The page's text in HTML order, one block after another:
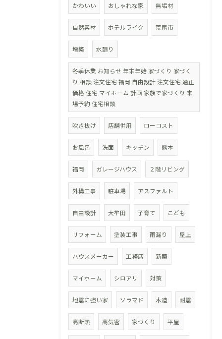
かわいい おしゃれな家 無垢材
自然素材 ホテルライク 荒尾市
増築 水廻り
冬季休業 お知らせ 年末年始 家づくり 家づく
り 相談 注文住宅 福岡 自由設計 注文住宅 適正
価格 住宅 マイホーム 計画 家族で家づくり 来
場予約 住宅相談
吹き抜け 店舗併用 ローコスト
お風呂 洗面 キッチン 熊本
福岡 ガレージハウス ２階リビング
外構工事 駐車場 アスファルト
自由設計 大牟田 子育て こども
リフォーム 塗装工事 雨漏り 屋上
ハウスメーカー 工務店 新築
マイホーム シロアリ 対策
地震に強い家 ソラマド 木造 耐震
高断熱 高気密 家づくり 平屋